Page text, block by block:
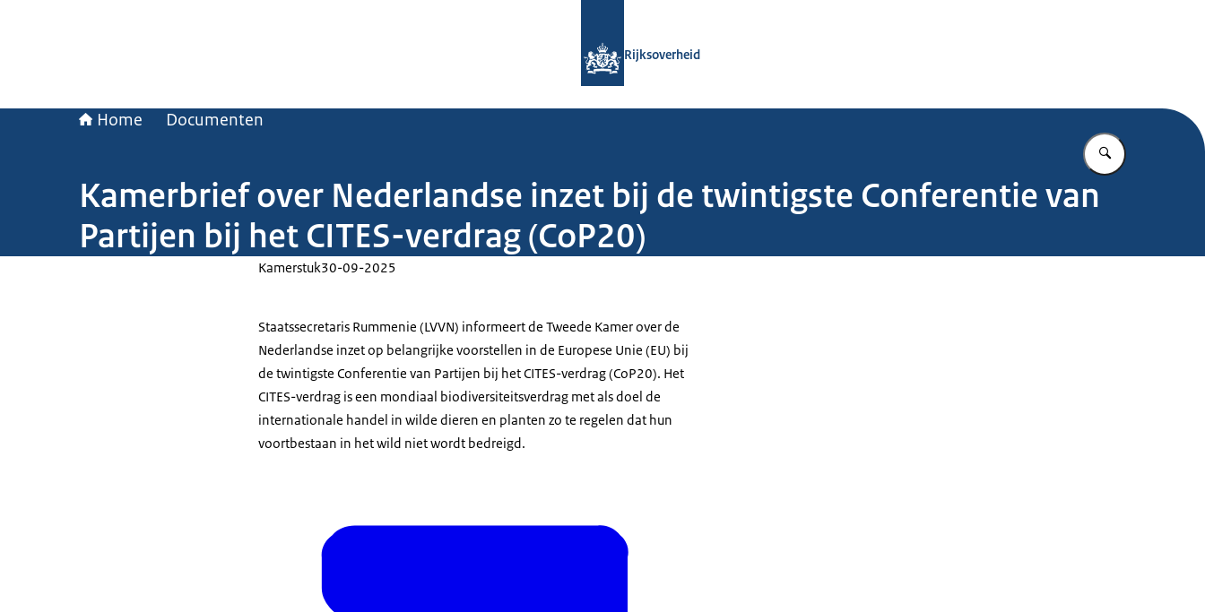
Rijksoverheid
Home Documenten
Vul in wat u
Kamerbrief over Nederlandse inzet bij de twintigste Conferentie van
Partijen bij het CITES-verdrag (CoP20)
Kamerstuk30-09-2025
Staatssecretaris Rummenie (LVVN) informeert de Tweede Kamer over de
Nederlandse inzet op belangrijke voorstellen in de Europese Unie (EU) bij
de twintigste Conferentie van Partijen bij het CITES-verdrag (CoP20). Het
CITES-verdrag is een mondiaal biodiversiteitsverdrag met als doel de
internationale handel in wilde dieren en planten zo te regelen dat hun
voortbestaan in het wild niet wordt bedreigd.